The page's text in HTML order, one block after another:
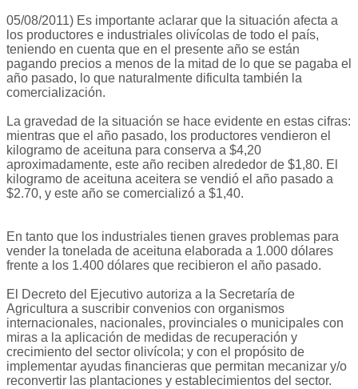
05/08/2011) Es importante aclarar que la situación afecta a
los productores e industriales olivícolas de todo el país,
teniendo en cuenta que en el presente año se están
pagando precios a menos de la mitad de lo que se pagaba el
año pasado, lo que naturalmente dificulta también la
comercialización.
La gravedad de la situación se hace evidente en estas cifras:
mientras que el año pasado, los productores vendieron el
kilogramo de aceituna para conserva a $4,20
aproximadamente, este año reciben alrededor de $1,80. El
kilogramo de aceituna aceitera se vendió el año pasado a
$2.70, y este año se comercializó a $1,40.
En tanto que los industriales tienen graves problemas para
vender la tonelada de aceituna elaborada a 1.000 dólares
frente a los 1.400 dólares que recibieron el año pasado.
El Decreto del Ejecutivo autoriza a la Secretaría de
Agricultura a suscribir convenios con organismos
internacionales, nacionales, provinciales o municipales con
miras a la aplicación de medidas de recuperación y
crecimiento del sector olivícola; y con el propósito de
implementar ayudas financieras que permitan mecanizar y/o
reconvertir las plantaciones y establecimientos del sector.